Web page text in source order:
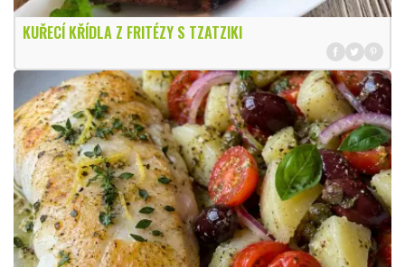
KUŘECÍ KŘÍDLA Z FRITÉZY S TZATZIKI